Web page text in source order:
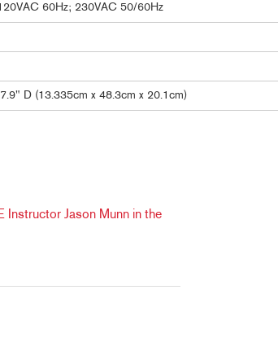
60Hz; 230VAC 50/60Hz
D (13.335cm x 48.3cm x 20.1cm)
Instructor Jason Munn in the